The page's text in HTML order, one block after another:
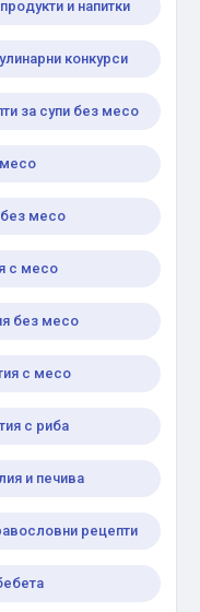
и напитки
конкурси
за супи без месо
месо
без месо
с месо
без месо
с месо
с риба
и печива
рецепти